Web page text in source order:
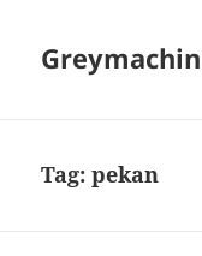
Tag:pekan